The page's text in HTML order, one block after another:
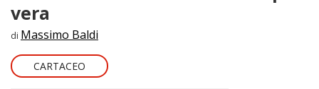
vera
di Massimo Baldi
CARTACEO